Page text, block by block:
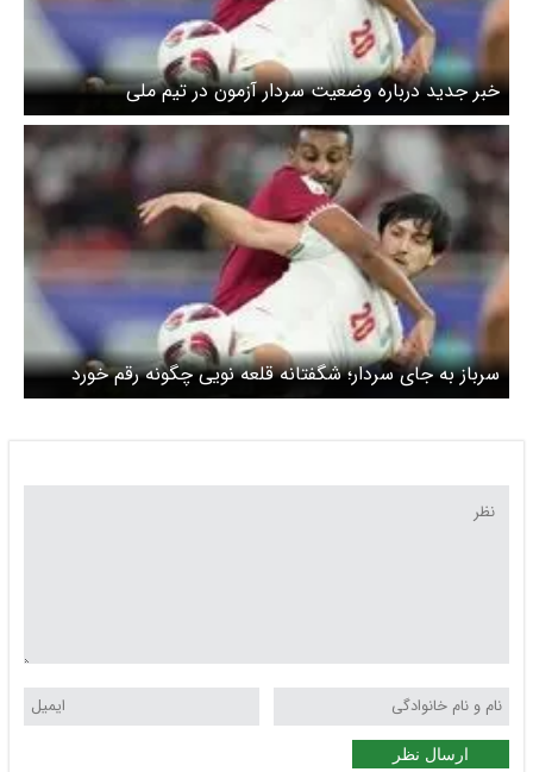
خبر جدید درباره وضعیت سردار آزمون در تیم ملی
سرباز به جای سردار؛ شگفتانه قلعه نویی چگونه رقم خورد
ارسال نظر